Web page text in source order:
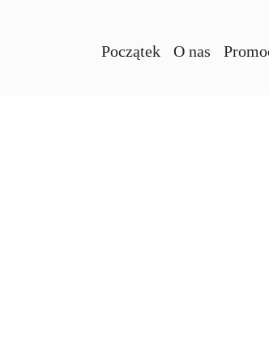
Początek O nas